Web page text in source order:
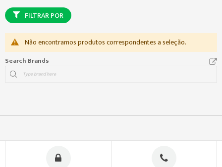
Não encontramos produtos correspondentes a seleção.
FILTRAR POR
Search Brands